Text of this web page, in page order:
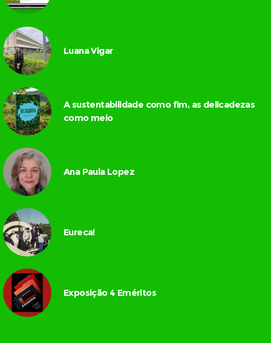
Luana Vigar
A sustentabilidade como fim, as delicadezas
como meio
Ana Paula Lopez
Eureca!
Exposição 4 Eméritos